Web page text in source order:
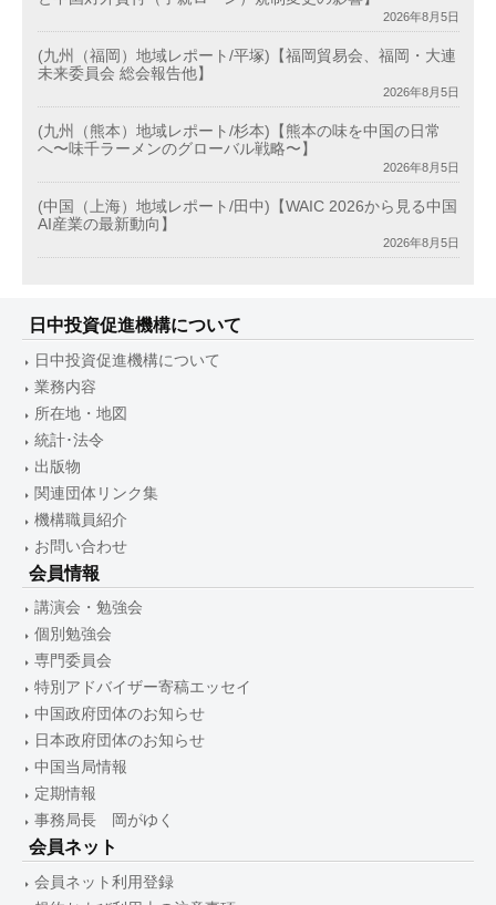
2026年8月5日
(九州（福岡）地域レポート/平塚)【福岡貿易会、福岡・大連
未来委員会 総会報告他】
2026年8月5日
(九州（熊本）地域レポート/杉本)【熊本の味を中国の日常
へ〜味千ラーメンのグローバル戦略〜】
2026年8月5日
(中国（上海）地域レポート/田中)【WAIC 2026から見る中国
AI産業の最新動向】
2026年8月5日
日中投資促進機構について
日中投資促進機構について
業務内容
所在地・地図
統計･法令
出版物
関連団体リンク集
機構職員紹介
お問い合わせ
会員情報
講演会・勉強会
個別勉強会
専門委員会
特別アドバイザー寄稿エッセイ
中国政府団体のお知らせ
日本政府団体のお知らせ
中国当局情報
定期情報
事務局長 岡がゆく
会員ネット
会員ネット利用登録